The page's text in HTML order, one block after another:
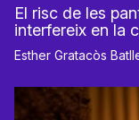
El risc de les
interfereix en la
Esther Gratacòs